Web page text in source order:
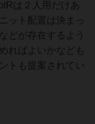
は２人用だけあ
ット配置は決まっ
どが存在するよう
ればよいかなども
トも提案されてい